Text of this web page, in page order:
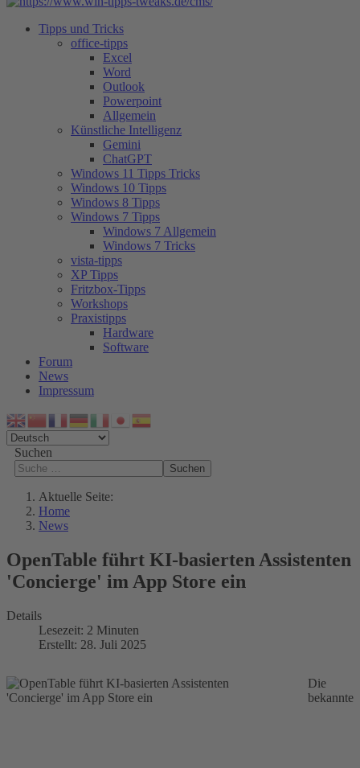
Tipps und Tricks
office-tipps
Excel
Word
Outlook
Powerpoint
Allgemein
Künstliche Intelligenz
Gemini
ChatGPT
Windows 11 Tipps Tricks
Windows 10 Tipps
Windows 8 Tipps
Windows 7 Tipps
Windows 7 Allgemein
Windows 7 Tricks
vista-tipps
XP Tipps
Fritzbox-Tipps
Workshops
Praxistipps
Hardware
Software
Forum
News
Impressum
Suchen
Suchen
Aktuelle Seite:
Home
News
OpenTable führt KI-basierten Assistenten
'Concierge' im App Store ein
Details
Lesezeit: 2 Minuten
Erstellt: 28. Juli 2025
Die
bekannte